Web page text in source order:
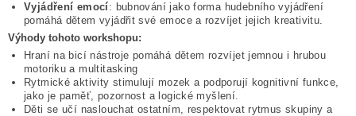
Vyjádření emocí: bubnování jako forma hudebního vyjádření
pomáhá dětem vyjádřit své emoce a rozvíjet jejich kreativitu.
Výhody tohoto workshopu:
Hraní na bicí nástroje pomáhá dětem rozvíjet jemnou i hrubou
motoriku a multitasking
Rytmické aktivity stimulují mozek a podporují kognitivní funkce,
jako je paměť, pozornost a logické myšlení.
Děti se učí naslouchat ostatním, respektovat rytmus skupiny a